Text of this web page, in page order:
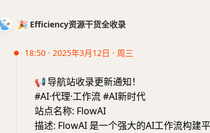
🎉 Efficiency资源干货全收录
18:50 · 2025年3月12日 · 周三
📢导航站收录更新通知！
#AI·代理·工作流 #AI新时代
站点名称: FlowAI
描述: FlowAI 是一个强大的AI工作流构建